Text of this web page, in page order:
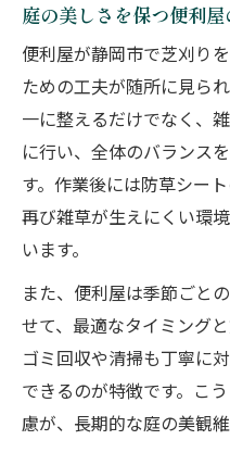
便利屋の芝刈り
見積もり相談
長持ちする庭管理
便利屋の芝刈
便利屋が提案
芝刈り後の防
定期的な芝管
雑草対策を任せた
便利屋が行う
便利屋の除草
便利屋芝刈り
庭の美しさを保つ便利
便利屋が静岡市で芝刈り
ための工夫が随所に見ら
一に整えるだけでなく、
に行い、全体のバランス
す。作業後には防草シー
再び雑草が生えにくい環
います。
また、便利屋は季節ごと
せて、最適なタイミング
ゴミ回収や清掃も丁寧に
できるのが特徴です。こ
慮が、長期的な庭の美観